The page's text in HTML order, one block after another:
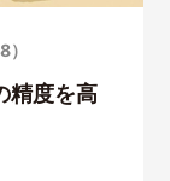
精度を高